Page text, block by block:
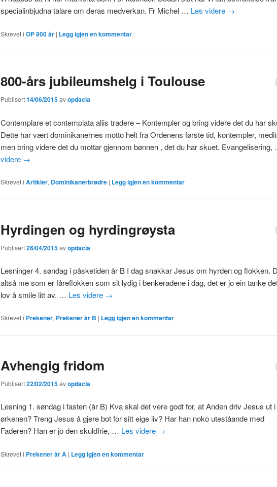
specialinbjudna talare om deras medverkan. Fr Michel … Les videre →
Skrevet i OP 800 år | Legg igjen en kommentar
800-års jubileumshelg i Toulouse
Publisert14/06/2015avopdacia
Contemplare et contemplata aliis tradere – Kontempler og bring videre det du har
Dette har vært dominikanernes motto helt fra Ordenens første tid, kontempler,
men bring videre det du mottar gjennom bønnen , det du har skuet.
videre →
Skrevet i Artikler, Dominikanerbrødre | Legg igjen en kommentar
Hyrdingen og hyrdingrøysta
Publisert26/04/2015avopdacia
Lesninger 4. søndag i påsketiden år B I dag snakkar Jesus om hyrden og flokken.
altså me som er fåreflokken som sit lydig i benkeradene i dag, det er jo ein tanke
lov å smile litt av. … Les videre →
Skrevet i Prekener, Prekener år B | Legg igjen en kommentar
Avhengig fridom
Publisert22/02/2015avopdacia
Lesning 1. søndag i fasten (år B) Kva skal det vere godt for, at Anden driv Jesus ut i
ørkenen? Treng Jesus å gjere bot for sitt eige liv? Har han noko uteståande med
Faderen? Han er jo den skuldfrie, … Les videre →
Skrevet i Prekener år A | Legg igjen en kommentar